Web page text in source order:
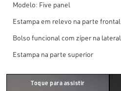
Modelo: Five panel
Estampa em relevo na parte frontal
Bolso funcional com zíper na lateral
Estampa na parte superior